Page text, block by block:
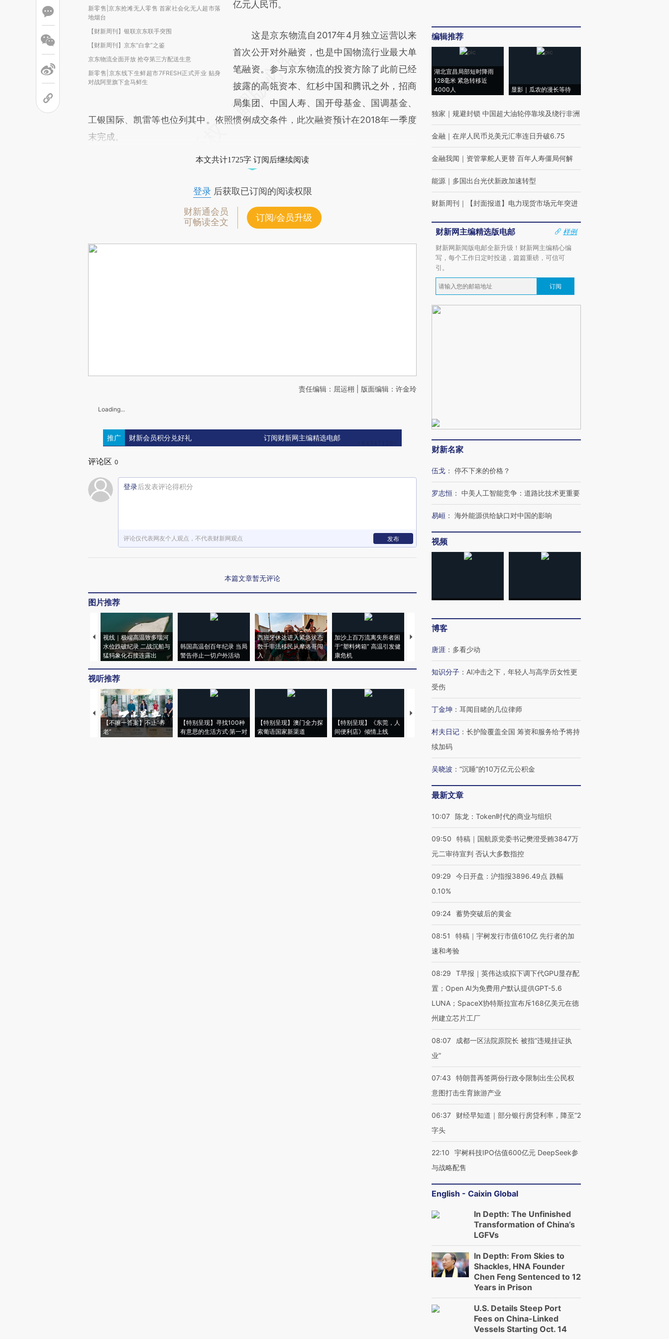
新零售|京东抢滩无人零售 首家社会化无人超市落
地烟台
【财新周刊】银联京东联手突围
【财新周刊】京东“白拿”之鉴
京东物流全面开放 抢夺第三方配送生意
新零售|京东线下生鲜超市7FRESH正式开业 贴身
对战阿里旗下盒马鲜生
亿元人民币。
这是京东物流自2017年4月独立运营以来
首次公开对外融资，也是中国物流行业最大单
笔融资。参与京东物流的投资方除了此前已经
披露的高瓴资本、红杉中国和腾讯之外，招商
局集团、中国人寿、国开母基金、国调基金、
工银国际、凯雷等也位列其中。依照惯例成交条件，此次融资预计在2018年一季度
末完成。
本文共计1725字 订阅后继续阅读
登录后获取已订阅的阅读权限
财新通会员
可畅读全文
订阅/会员升级
责任编辑：屈运栩 | 版面编辑：许金玲
Loading...
推广 财新会员积分兑好礼 订阅财新网主编精选电邮
评论区 0
登录后发表评论得积分
评论仅代表网友个人观点，不代表财新网观点 发布
本篇文章暂无评论
图片推荐
视线｜极端高温致多瑙河
水位跌破纪录 二战沉船与
猛犸象化石接连露出
韩国高温创百年纪录 当局
警告停止一切户外活动
西班牙休达进入紧急状态
数千非法移民从摩洛哥闯
入
加沙上百万流离失所者困
于“塑料烤箱” 高温引发健
康危机
视线｜HYROX的吸金
术：是什么让中产们甘
心“花钱找虐”？
视听推荐
【不唯一答案】不止“养
老”
【特别呈现】寻找100种
有意思的生活方式·第一对
【特别呈现】澳门全力探
索葡语国家新渠道
【特别呈现】《东莞，人
间便利店》倾情上线
【推广】走进第四届链博
会，让数智科技“链”接产
【特别呈现】寻找100种
有意思的生活方式·第三对
CFO：不靠规模取胜，华
住三大增长引擎是什么？
编辑推荐
湖北宜昌局部短时降雨
128毫米 紧急转移近
4000人
显影｜瓜农的漫长等待
独家 ｜ 规避封锁 中国超大油轮停靠埃及绕行非洲
金融 ｜ 在岸人民币兑美元汇率连日升破6.75
金融我闻 ｜ 资管掌舵人更替 百年人寿僵局何解
能源 ｜ 多国出台光伏新政加速转型
财新周刊 ｜ 【封面报道】电力现货市场元年突进
财新网主编精选版电邮
样例
财新网新闻版电邮全新升级！财新网主编精心编
写，每个工作日定时投递，篇篇重磅，可信可
引。
订阅
财新名家
伍戈 ： 停不下来的价格？
罗志恒 ： 中美人工智能竞争：道路比技术更重要
易峘 ： 海外能源供给缺口对中国的影响
视频
博客
唐涯 ： 多看少动
知识分子 ： AI冲击之下，年轻人与高学历女性更
受伤
丁金坤 ： 耳闻目睹的几位律师
村夫日记 ： 长护险覆盖全国 筹资和服务给予将持
续加码
吴晓波 ： “沉睡”的10万亿元公积金
最新文章
10:07 陈龙：Token时代的商业与组织
09:50
特稿｜国航原党委书记樊澄受贿3847万
元二审待宣判 否认大多数指控
09:29
今日开盘：沪指报3896.49点 跌幅
0.10%
09:24 蓄势突破后的黄金
08:51
特稿｜宇树发行市值610亿 先行者的加
速和考验
08:29
T早报｜英伟达或拟下调下代GPU显存配
置；Open AI为免费用户默认提供GPT-5.6
LUNA；SpaceX协特斯拉宣布斥168亿美元在德
州建立芯片工厂
08:07
成都一区法院原院长 被指“违规挂证执
业”
07:43
特朗普再签两份行政令限制出生公民权
意图打击生育旅游产业
06:37
财经早知道｜部分银行房贷利率，降至“2
字头
22:10
宇树科技IPO估值600亿元 DeepSeek参
与战略配售
English - Caixin Global
In Depth: The Unfinished
Transformation of China’s
LGFVs
In Depth: From Skies to
Shackles, HNA Founder
Chen Feng Sentenced to 12
Years in Prison
U.S. Details Steep Port
Fees on China-Linked
Vessels Starting Oct. 14